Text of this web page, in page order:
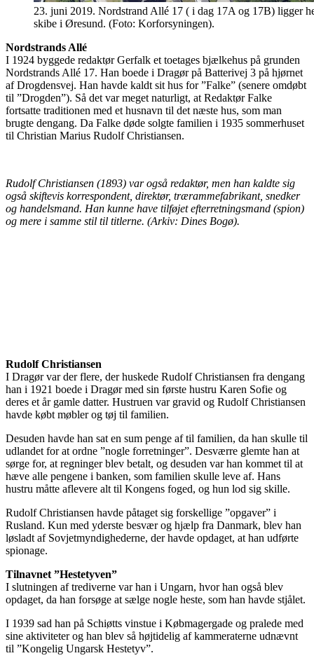
23. juni 2019. Nordstrand Allé 17 ( i dag 17A og 17B) ligger
skibe i Øresund. (Foto: Korforsyningen).
Nordstrands Allé
I 1924 byggede redaktør Gerfalk et toetages bjælkehus på grunden
Nordstrands Allé 17. Han boede i Dragør på Batterivej 3 på hjørnet
af Drogdensvej. Han havde kaldt sit hus for ”Falke” (senere omdøbt
til ”Drogden”). Så det var meget naturligt, at Redaktør Falke
fortsatte traditionen med et husnavn til det næste hus, som man
brugte dengang. Da Falke døde solgte familien i 1935 sommerhuset
til Christian Marius Rudolf Christiansen.
Rudolf Christiansen (1893) var også redaktør, men han kaldte sig
også skiftevis korrespondent, direktør, trærammefabrikant, snedker
og handelsmand. Han kunne have tilføjet efterretningsmand (spion)
og mere i samme stil til titlerne. (Arkiv: Dines Bogø).
Rudolf Christiansen
I Dragør var der flere, der huskede Rudolf Christiansen fra dengang
han i 1921 boede i Dragør med sin første hustru Karen Sofie og
deres et år gamle datter. Hustruen var gravid og Rudolf Christiansen
havde købt møbler og tøj til familien.
Desuden havde han sat en sum penge af til familien, da han skulle til
udlandet for at ordne ”nogle forretninger”. Desværre glemte han at
sørge for, at regninger blev betalt, og desuden var han kommet til at
hæve alle pengene i banken, som familien skulle leve af. Hans
hustru måtte aflevere alt til Kongens foged, og hun lod sig skille.
Rudolf Christiansen havde påtaget sig forskellige ”opgaver” i
Rusland. Kun med yderste besvær og hjælp fra Danmark, blev han
løsladt af Sovjetmyndighederne, der havde opdaget, at han udførte
spionage.
Tilnavnet ”Hestetyven”
I slutningen af trediverne var han i Ungarn, hvor han også blev
opdaget, da han forsøge at sælge nogle heste, som han havde stjålet.
I 1939 sad han på Schiøtts vinstue i Købmagergade og pralede med
sine aktiviteter og han blev så højtidelig af kammeraterne udnævnt
til ”Kongelig Ungarsk Hestetyv”.